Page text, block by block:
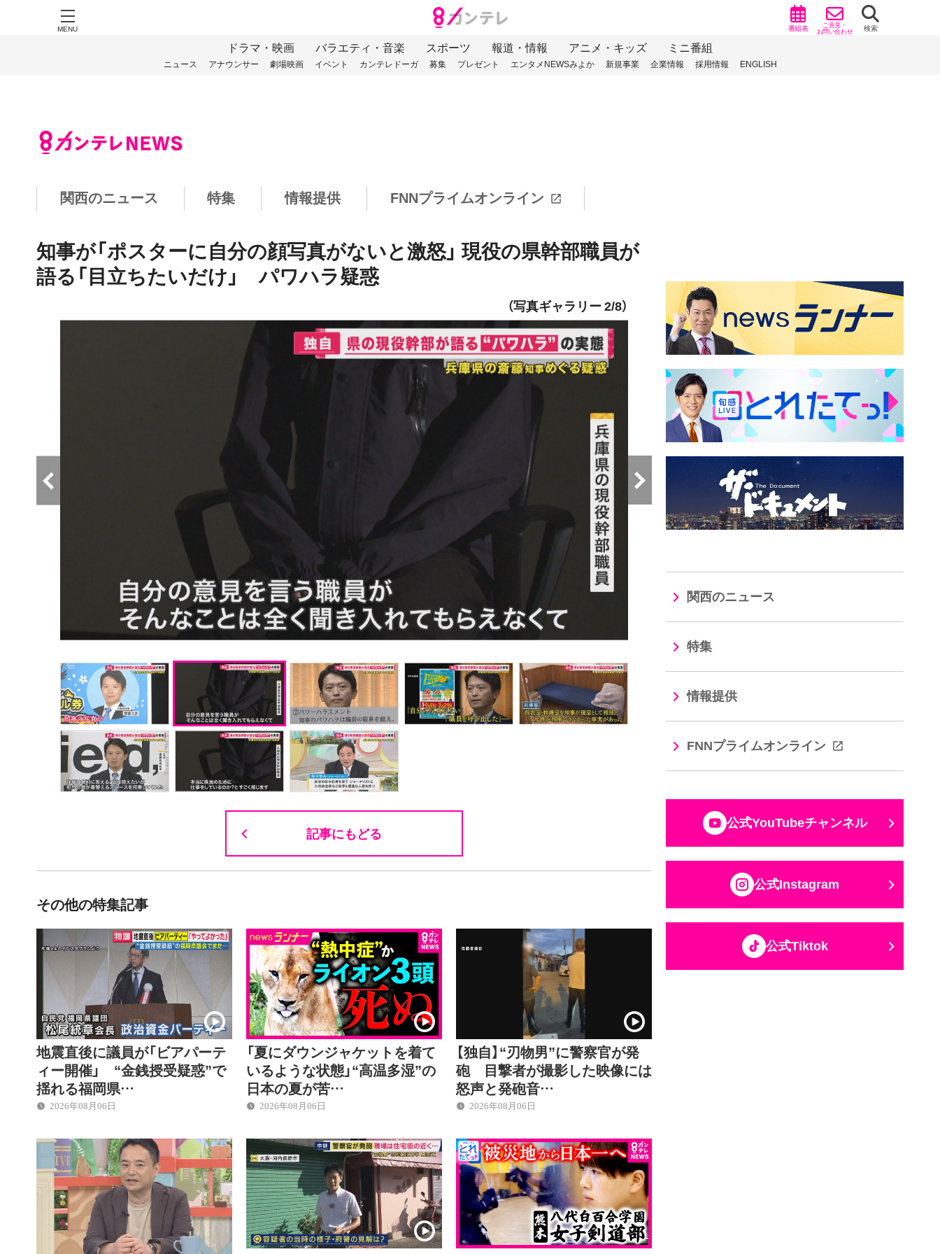
MENU 番組表 ご意見・
お問い合わせ 検索
ドラマ・映画 バラエティ・音楽 スポーツ 報道・情報 アニメ・キッズ ミニ番組
ニュース アナウンサー 劇場映画 イベント カンテレドーガ 募集 プレゼント エンタメNEWSみよか 新規事業 企業情報 採用情報 ENGLISH
関西のニュース 特集 情報提供 FNNプライムオンライン
知事が「ポスターに自分の顔写真がないと激怒」 現役の県幹部職員が
語る「目立ちたいだけ」 パワハラ疑惑
（写真ギャラリー 2/8）
記事にもどる
その他の特集記事
地震直後に議員が「ビアパーテ
ィー開催」 “金銭授受疑惑”で
揺れる福岡県…
2026年08月06日
「夏にダウンジャケットを着て
いるような状態」“高温多湿”の
日本の夏が苦…
2026年08月06日
【独自】“刃物男”に警察官が発
砲 目撃者が撮影した映像には
怒声と発砲音…
2026年08月06日
関西のニュース
特集
情報提供
FNNプライムオンライン
公式YouTubeチャンネル
公式Instagram
公式Tiktok